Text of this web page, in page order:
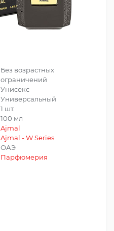
Без возрастных
ограничений
Унисекс
Универсальный
1 шт.
100 мл
Ajmal
Ajmal - W Series
ОАЭ
Парфюмерия